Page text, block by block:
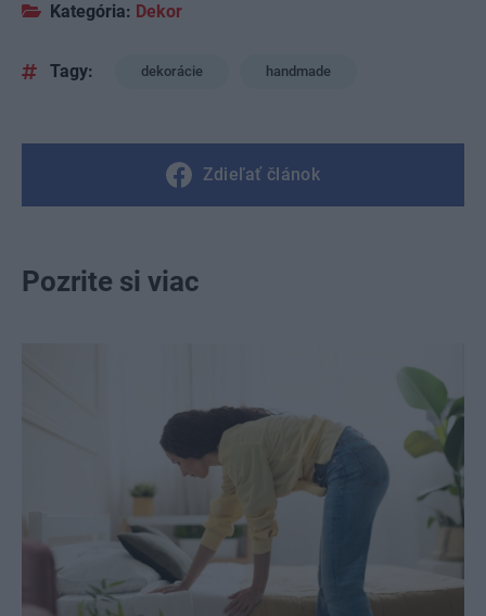
Kategória: Dekor
Tagy: dekorácie handmade
Zdieľať článok
Pozrite si viac